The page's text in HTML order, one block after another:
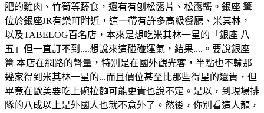
肥的雞肉、竹筍等蔬食，還有有刨松露片、松露醬。銀座 篝
位於銀座JR有樂町附近，這一帶有許多高級餐廳、米其林，
以及TABELOG百名店，本來是想吃米其林一星的「銀座 八
五」但一直訂不到....想說來這碰碰運氣，結果....。要說銀座
篝 本店在網路的聲量，特別是在國外觀光客，半點也不輸那
幾家得到米其林一星的...而且價位甚至比那些得星的還貴，但
畢竟在歐美要吃上碗拉麵可能更貴也說不定。是以，到現場排
隊的八成以上是外國人也就不意外了。然後，你別看這人龍，